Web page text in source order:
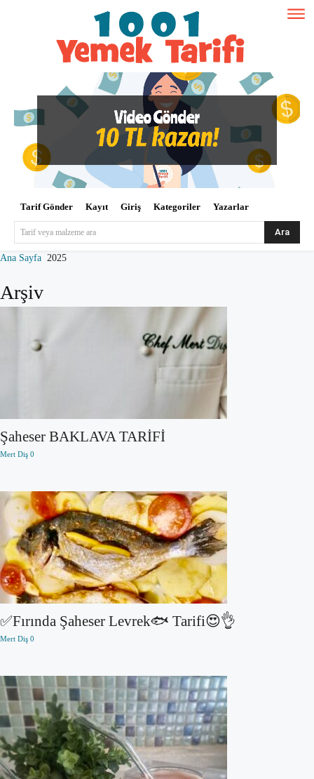
Tarif Gönder Kayıt Giriş Kategoriler Yazarlar
Tarif veya malzeme ara Ara
Ana Sayfa 2025
Arşiv
Şaheser BAKLAVA TARİFİ
Mert Diş 0
✅Fırında Şaheser Levrek🐟 Tarifi😍👌
Mert Diş 0